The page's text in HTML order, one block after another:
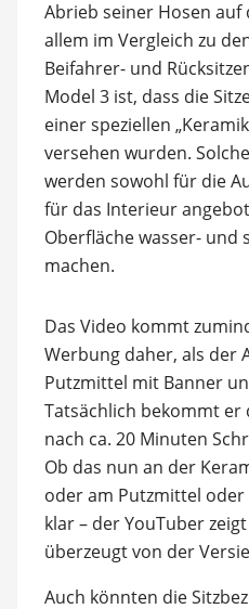
Abrieb seiner Hosen auf
allem im Vergleich zu
Beifahrer- und
Model 3 ist, dass die
einer speziellen
versehen wurden.
werden sowohl für die
für das Interieur
Oberfläche wasser- und
machen.
Das Video kommt
Werbung daher, als der
Putzmittel mit Banner
Tatsächlich bekommt er
nach ca. 20 Minuten
Ob das nun an der
oder am Putzmittel
klar – der YouTuber
überzeugt von der
Auch könnten die